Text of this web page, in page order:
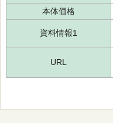
本体価格
資料情報1
URL